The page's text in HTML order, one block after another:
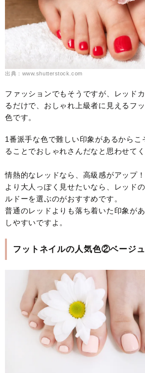
出典：www.shutterstock.com
ファッションでもそうですが、レッド
るだけで、おしゃれ上級者に見えるフ
色です。
1番派手な色で難しい印象があるからこ
ることでおしゃれさんだなと思わせてく
情熱的なレッドなら、高級感がアップ！
より大人っぽく見せたいなら、レッド
ルドーを選ぶのがおすすめです。
普通のレッドよりも落ち着いた印象が
しやすいですよ。
フットネイルの人気色②ベージュ